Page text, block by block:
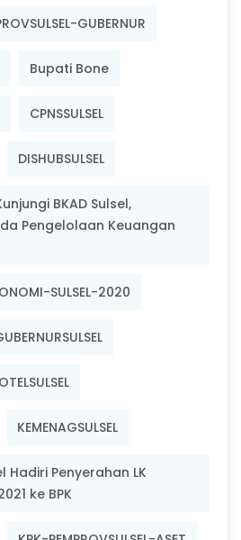
GUBERNUR
Bupati Bone
CPNSSULSEL
DISHUBSULSEL
BKAD Sulsel,
Pengelolaan Keuangan
SULSEL-2020
KEMENAGSULSEL
Hadiri Penyerahan LK
ke BPK